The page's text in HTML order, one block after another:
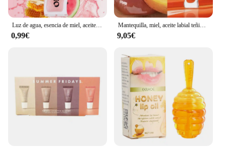
0,99€
Mantequilla, miel, aceite labial teñido, bálsamo labial, coco, escarcha, sandía, azúcar, mango, pasión, punzón, miel, oro, Gisou
9,05€